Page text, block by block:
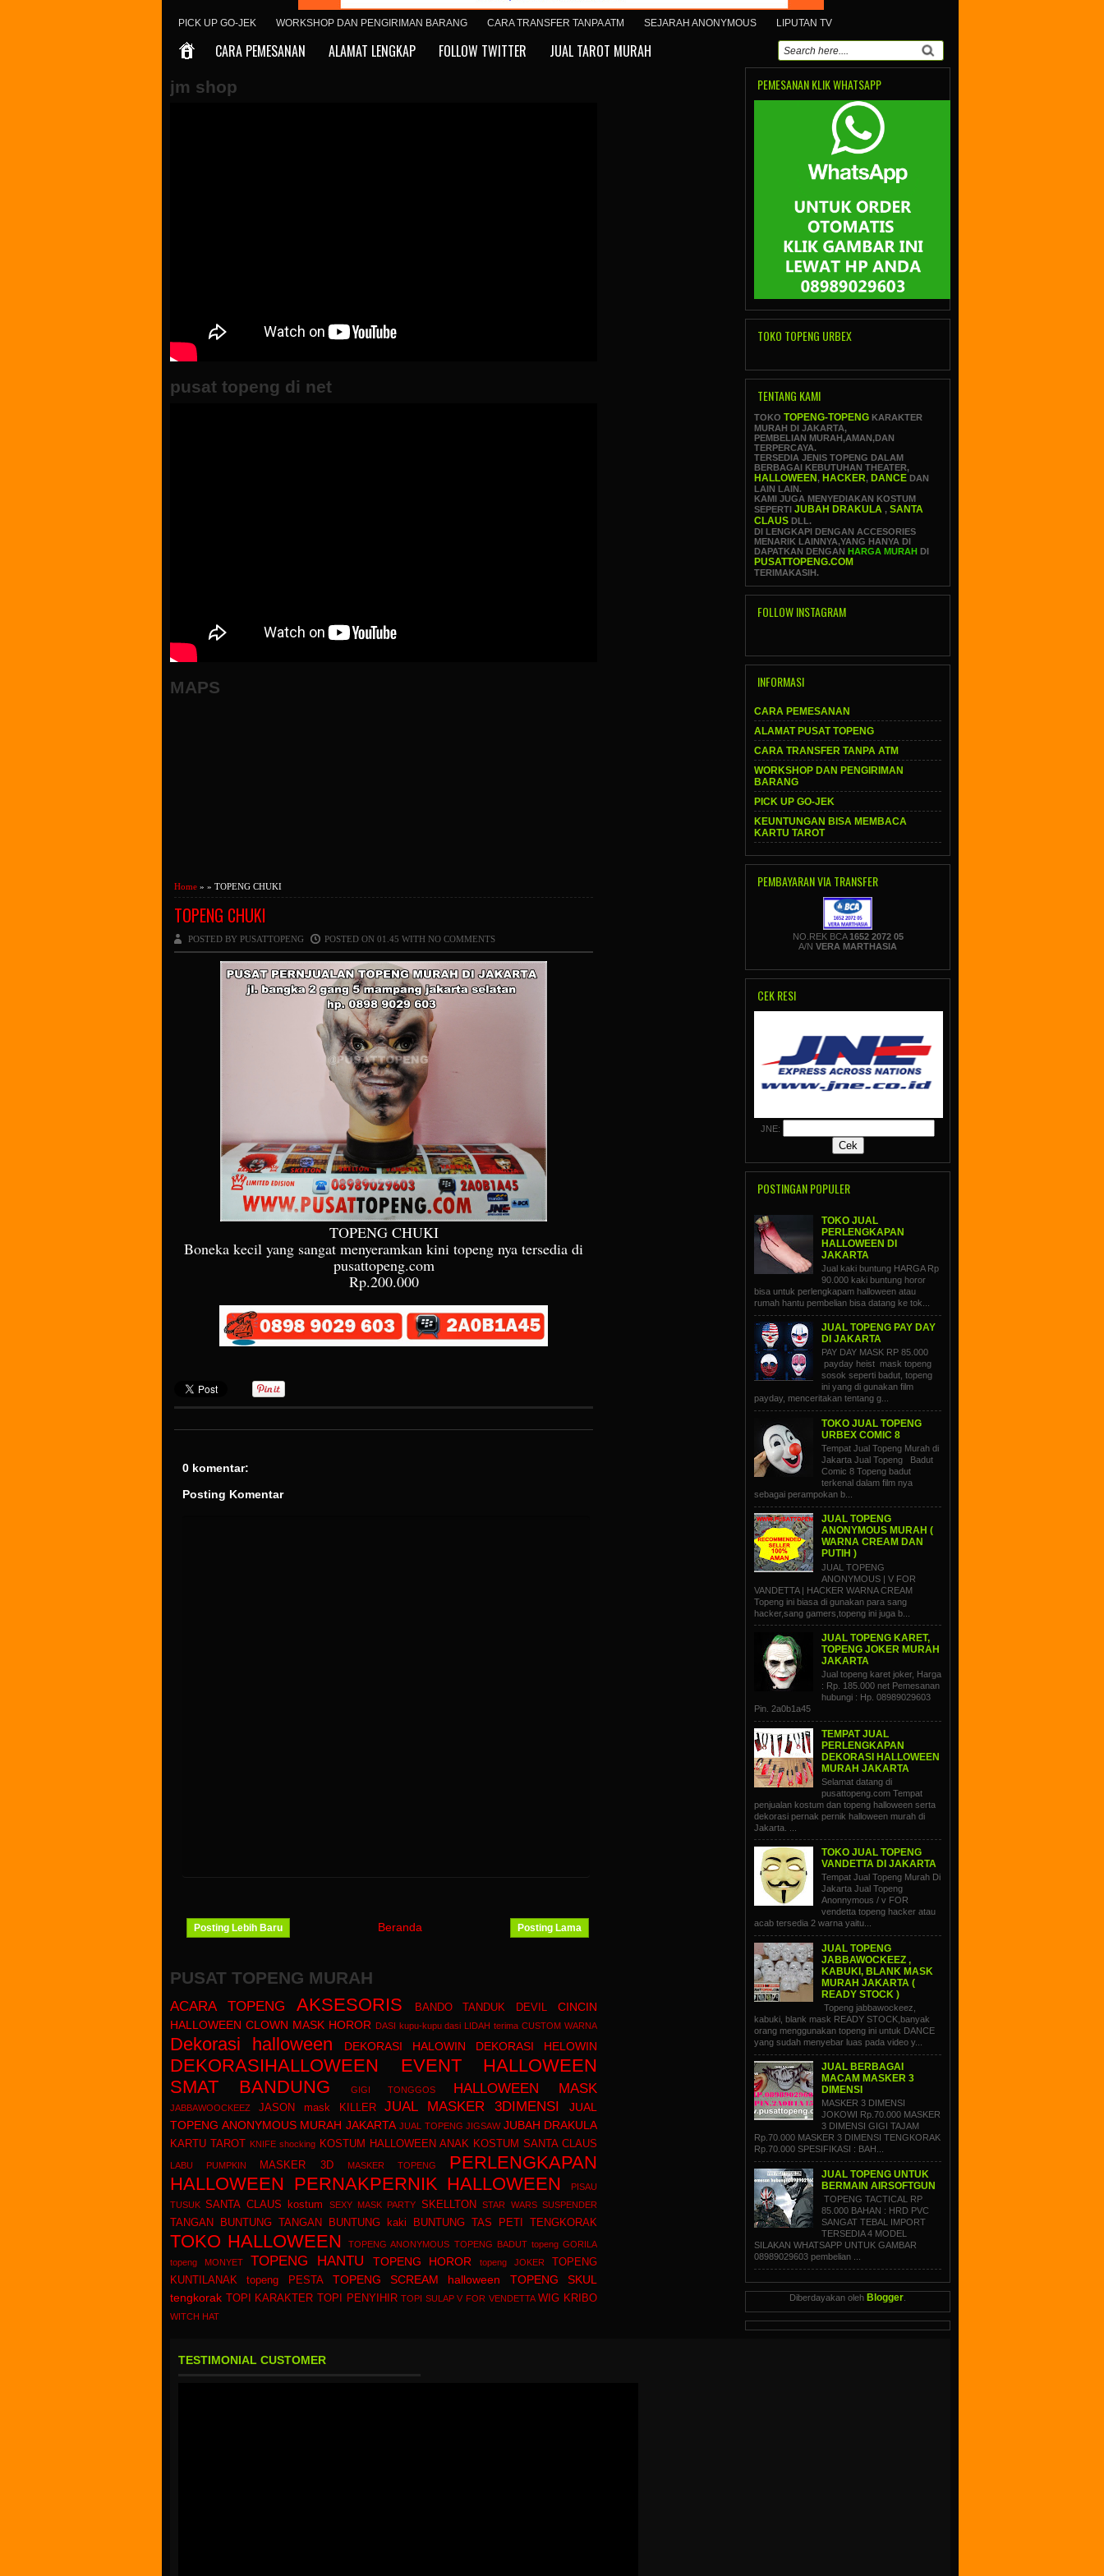
PICK UP GO-JEK WORKSHOP DAN PENGIRIMAN BARANG CARA TRANSFER TANPA ATM SEJARAH ANONYMOUS LIPUTAN TV
CARA PEMESANAN ALAMAT LENGKAP FOLLOW TWITTER JUAL TAROT MURAH
jm shop
pusat topeng di net
MAPS
Home » » TOPENG CHUKI
TOPENG CHUKI
POSTED BY PUSATTOPENG POSTED ON 01.45 WITH NO COMMENTS
TOPENG CHUKI
Boneka kecil yang sangat menyeramkan kini topeng nya tersedia di
pusattopeng.com
Rp.200.000
0 komentar:
Posting Komentar
Posting Lebih Baru Posting Lama
Beranda
PUSAT TOPENG MURAH
ACARA TOPENG AKSESORIS BANDO TANDUK DEVIL
CINCIN
HALLOWEEN CLOWN MASK HOROR DASI kupu-kupu dasi LIDAH terima CUSTOM WARNA
Dekorasi halloween DEKORASI HALOWIN DEKORASI HELOWIN
DEKORASIHALLOWEEN
EVENT HALLOWEEN
SMAT BANDUNG
GIGI TONGGOS HALLOWEEN MASK
JABBAWOOCKEEZ JASON mask KILLER JUAL MASKER 3DIMENSI
JUAL
TOPENG ANONYMOUS MURAH JAKARTA JUAL TOPENG JIGSAW JUBAH DRAKULA
KARTU TAROT KNIFE shocking KOSTUM HALLOWEEN ANAK KOSTUM SANTA CLAUS
LABU PUMPKIN MASKER 3D MASKER TOPENG
PERLENGKAPAN
HALLOWEEN PERNAKPERNIK HALLOWEEN
PISAU
TUSUK SANTA CLAUS kostum SEXY MASK PARTY SKELLTON STAR WARS SUSPENDER
TANGAN BUNTUNG TANGAN BUNTUNG kaki BUNTUNG TAS PETI TENGKORAK
TOKO HALLOWEEN TOPENG ANONYMOUS TOPENG BADUT topeng GORILA
topeng MONYET
TOPENG HANTU TOPENG HOROR topeng JOKER
TOPENG
KUNTILANAK
topeng PESTA TOPENG SCREAM halloween
TOPENG SKUL
tengkorak TOPI KARAKTER TOPI PENYIHIR TOPI SULAP V FOR VENDETTA WIG KRIBO
WITCH HAT
PEMESANAN KLIK WHATSAPP
TOKO TOPENG URBEX
TENTANG KAMI
TOKO TOPENG-TOPENG KARAKTER
MURAH DI JAKARTA,
PEMBELIAN MURAH,AMAN,DAN
TERPERCAYA.
TERSEDIA JENIS TOPENG DALAM
BERBAGAI KEBUTUHAN THEATER,
HALLOWEEN , HACKER, DANCE DAN
LAIN LAIN.
KAMI JUGA MENYEDIAKAN KOSTUM
SEPERTI JUBAH DRAKULA , SANTA
CLAUS DLL.
DI LENGKAPI DENGAN ACCESORIES
MENARIK LAINNYA,YANG HANYA DI
DAPATKAN DENGAN HARGA MURAH DI
PUSATTOPENG.COM
TERIMAKASIH.
FOLLOW INSTAGRAM
INFORMASI
CARA PEMESANAN
ALAMAT PUSAT TOPENG
CARA TRANSFER TANPA ATM
WORKSHOP DAN PENGIRIMAN
BARANG
PICK UP GO-JEK
KEUNTUNGAN BISA MEMBACA
KARTU TAROT
PEMBAYARAN VIA TRANSFER
NO.REK BCA 1652 2072 05
A/N VERA MARTHASIA
CEK RESI
JNE:
POSTINGAN POPULER
TOKO JUAL
PERLENGKAPAN
HALLOWEEN DI
JAKARTA
Jual kaki buntung HARGA Rp
90.000 kaki buntung horor
bisa untuk perlengkapam halloween atau
rumah hantu pembelian bisa datang ke tok...
JUAL TOPENG PAY DAY
DI JAKARTA
PAY DAY MASK RP 85.000
payday heist mask topeng
sosok seperti badut, topeng
ini yang di gunakan film
payday, menceritakan tentang g...
TOKO JUAL TOPENG
URBEX COMIC 8
Tempat Jual Topeng Murah di
Jakarta Jual Topeng Badut
Comic 8 Topeng badut
terkenal dalam film nya
sebagai perampokan b...
JUAL TOPENG
ANONYMOUS MURAH (
WARNA CREAM DAN
PUTIH )
JUAL TOPENG
ANONYMOUS | V FOR
VANDETTA | HACKER WARNA CREAM
Topeng ini biasa di gunakan para sang
hacker,sang gamers,topeng ini juga b...
JUAL TOPENG KARET,
TOPENG JOKER MURAH
JAKARTA
Jual topeng karet joker, Harga
: Rp. 185.000 net Pemesanan
hubungi : Hp. 08989029603
Pin. 2a0b1a45
TEMPAT JUAL
PERLENGKAPAN
DEKORASI HALLOWEEN
MURAH JAKARTA
Selamat datang di
pusattopeng.com Tempat
penjualan kostum dan topeng halloween serta
dekorasi pernak pernik halloween murah di
Jakarta. ...
TOKO JUAL TOPENG
VANDETTA DI JAKARTA
Tempat Jual Topeng Murah Di
Jakarta Jual Topeng
Anonnymous / v FOR
vendetta topeng hacker atau
acab tersedia 2 warna yaitu...
JUAL TOPENG
JABBAWOCKEEZ ,
KABUKI, BLANK MASK
MURAH JAKARTA (
READY STOCK )
Topeng jabbawockeez,
kabuki, blank mask READY STOCK,banyak
orang menggunakan topeng ini untuk DANCE
yang sudah menyebar luas pada video y...
JUAL BERBAGAI
MACAM MASKER 3
DIMENSI
MASKER 3 DIMENSI
JOKOWI Rp.70.000 MASKER
3 DIMENSI GIGI TAJAM
Rp.70.000 MASKER 3 DIMENSI TENGKORAK
Rp.70.000 SPESIFIKASI : BAH...
JUAL TOPENG UNTUK
BERMAIN AIRSOFTGUN
TOPENG TACTICAL RP
85.000 BAHAN : HRD PVC
SANGAT TEBAL IMPORT
TERSEDIA 4 MODEL
SILAKAN WHATSAPP UNTUK GAMBAR
08989029603 pembelian ...
Diberdayakan oleh Blogger
TESTIMONIAL CUSTOMER